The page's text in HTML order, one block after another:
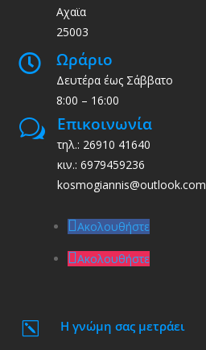
Αχαϊα
25003
 Ωράριο
Δευτέρα έως Σάββατο
8:00 – 16:00
w Επικοινωνία
τηλ.: 26910 41640
κιν.: 6979459236
kosmogiannis@outlook.com
Ακολουθήστε
Ακολουθήστε
k Η γνώμη σας μετράει